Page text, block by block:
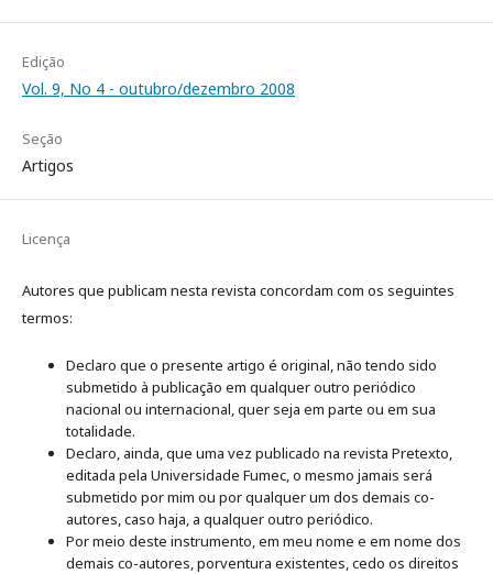
Edição
Vol. 9, No 4 - outubro/dezembro 2008
Seção
Artigos
Licença
Autores que publicam nesta revista concordam com os seguintes
termos:
Declaro que o presente artigo é original, não tendo sido
submetido à publicação em qualquer outro periódico
nacional ou internacional, quer seja em parte ou em sua
totalidade.
Declaro, ainda, que uma vez publicado na revista Pretexto,
editada pela Universidade Fumec, o mesmo jamais será
submetido por mim ou por qualquer um dos demais co-
autores, caso haja, a qualquer outro periódico.
Por meio deste instrumento, em meu nome e em nome dos
demais co-autores, porventura existentes, cedo os direitos